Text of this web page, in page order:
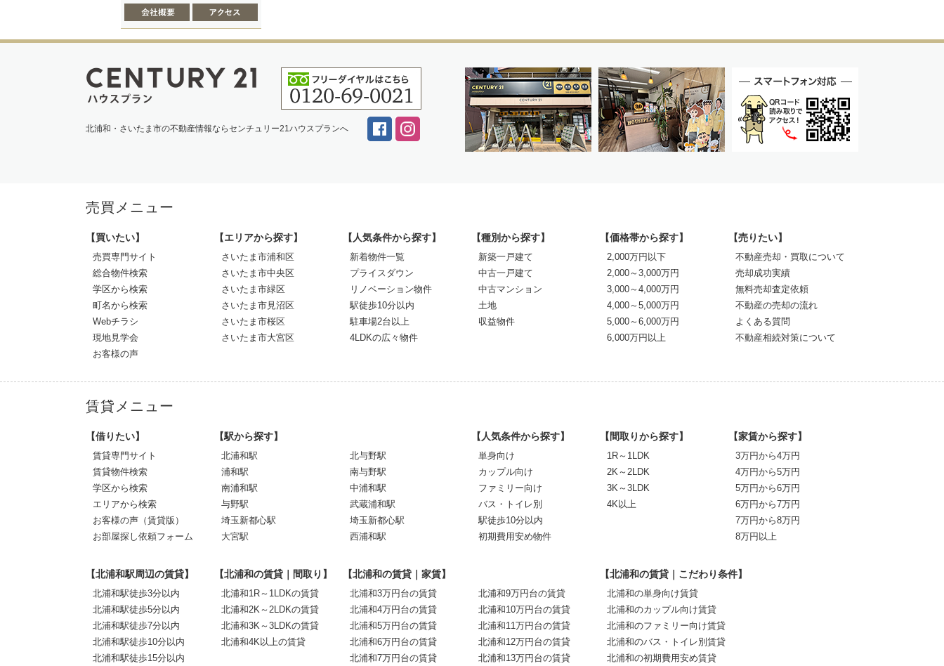
北浦和・さいたま市の不動産情報ならセンチュリー21ハウスプランへ
売買メニュー
【買いたい】
売買専門サイト
総合物件検索
学区から検索
町名から検索
Webチラシ
現地見学会
お客様の声
【エリアから探す】
さいたま市浦和区
さいたま市中央区
さいたま市緑区
さいたま市見沼区
さいたま市桜区
さいたま市大宮区
【人気条件から探す】
新着物件一覧
プライスダウン
リノベーション物件
駅徒歩10分以内
駐車場2台以上
4LDKの広々物件
【種別から探す】
新築一戸建て
中古一戸建て
中古マンション
土地
収益物件
【価格帯から探す】
2,000万円以下
2,000～3,000万円
3,000～4,000万円
4,000～5,000万円
5,000～6,000万円
6,000万円以上
【売りたい】
不動産売却・買取について
売却成功実績
無料売却査定依頼
不動産の売却の流れ
よくある質問
不動産相続対策について
賃貸メニュー
【借りたい】
賃貸専門サイト
賃貸物件検索
学区から検索
エリアから検索
お客様の声（賃貸版）
お部屋探し依頼フォーム
【駅から探す】
北浦和駅
浦和駅
南浦和駅
与野駅
埼玉新都心駅
大宮駅
北与野駅
南与野駅
中浦和駅
武蔵浦和駅
埼玉新都心駅
西浦和駅
【人気条件から探す】
単身向け
カップル向け
ファミリー向け
バス・トイレ別
駅徒歩10分以内
初期費用安め物件
【間取りから探す】
1R～1LDK
2K～2LDK
3K～3LDK
4K以上
【家賃から探す】
3万円から4万円
4万円から5万円
5万円から6万円
6万円から7万円
7万円から8万円
8万円以上
【北浦和駅周辺の賃貸】
北浦和駅徒歩3分以内
北浦和駅徒歩5分以内
北浦和駅徒歩7分以内
北浦和駅徒歩10分以内
北浦和駅徒歩15分以内
【北浦和の賃貸｜間取り】
北浦和1R～1LDKの賃貸
北浦和2K～2LDKの賃貸
北浦和3K～3LDKの賃貸
北浦和4K以上の賃貸
【北浦和の賃貸｜家賃】
北浦和3万円台の賃貸
北浦和4万円台の賃貸
北浦和5万円台の賃貸
北浦和6万円台の賃貸
北浦和7万円台の賃貸
北浦和9万円台の賃貸
北浦和10万円台の賃貸
北浦和11万円台の賃貸
北浦和12万円台の賃貸
北浦和13万円台の賃貸
【北浦和の賃貸｜こだわり条件】
北浦和の単身向け賃貸
北浦和のカップル向け賃貸
北浦和のファミリー向け賃貸
北浦和のバス・トイレ別賃貸
北浦和の初期費用安め賃貸